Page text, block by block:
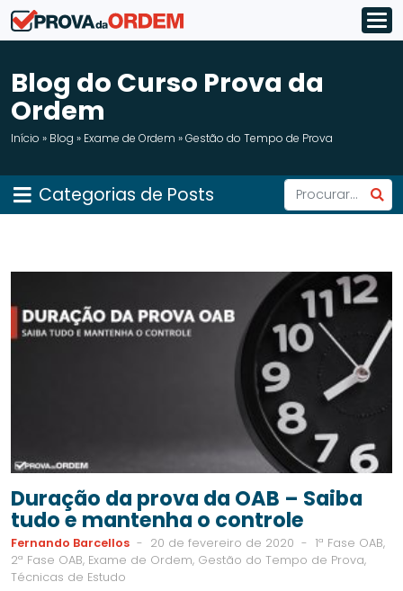
Blog do Curso Prova da
Ordem
Início » Blog » Exame de Ordem »Gestão do Tempo de Prova
Categorias de Posts
Duração da prova da OAB – Saiba
tudo e mantenha o controle
Fernando Barcellos - 20 de fevereiro de 2020 - 1ª Fase OAB,
2ª Fase OAB, Exame de Ordem, Gestão do Tempo de Prova,
Técnicas de Estudo